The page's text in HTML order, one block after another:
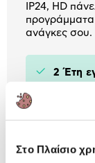
Στο Πλαίσιο
IP24, HD
προγράμματα
ανάγκες σου.
2 Έτη
Τύπος: